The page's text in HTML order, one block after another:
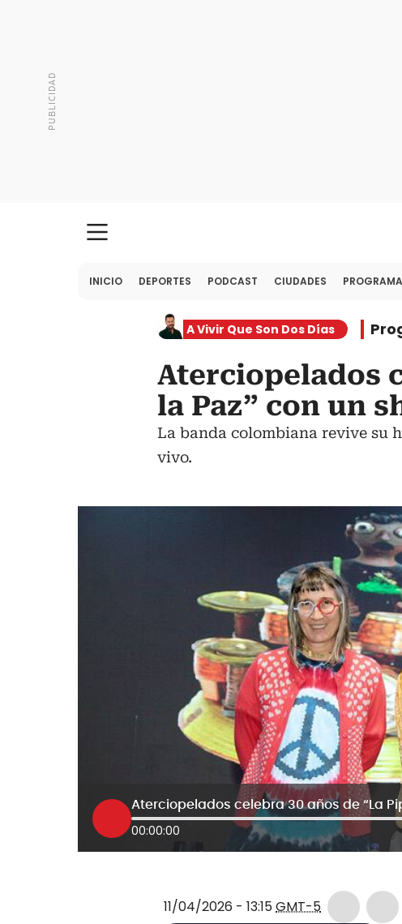
INICIO DEPORTES PODCAST CIUDADES
A Vivir Que Son Dos Días
Aterciopelados
la Paz” con un
La banda colombiana revive su
vivo.
00:00:00
11/04/2026 - 13:15GMT-5